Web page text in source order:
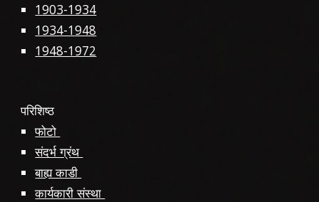
1903-1934
1934-1948
1948-1972
परिशिष्ठ
फोटो
संदर्भ ग्रंथ
बाह्य काडी
कार्यकारी संस्था